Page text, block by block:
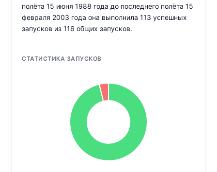
полёта 15 июня 1988 года до последнего полёта 15
февраля 2003 года она выполнила 113 успешных
запусков из 116 общих запусков.
СТАТИСТИКА ЗАПУСКОВ